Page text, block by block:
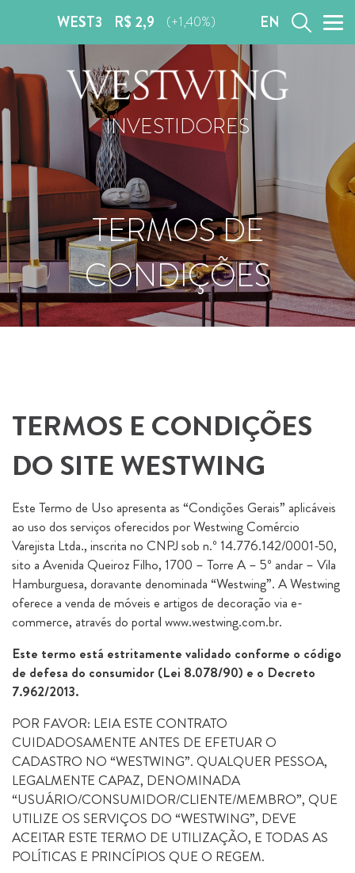
WEST3 R$ 2,9 (+1,40%) EN
INVESTIDORES
TERMOS DE
CONDIÇÕES
TERMOS E CONDIÇÕES
DO SITE WESTWING
Este Termo de Uso apresenta as “Condições Gerais” aplicáveis
ao uso dos serviços oferecidos por Westwing Comércio
Varejista Ltda., inscrita no CNPJ sob n.º 14.776.142/0001-50,
sito a Avenida Queiroz Filho, 1700 – Torre A – 5º andar – Vila
Hamburguesa, doravante denominada “Westwing”. A Westwing
oferece a venda de móveis e artigos de decoração via e-
commerce, através do portal www.westwing.com.br.
Este termo está estritamente validado conforme o código
de defesa do consumidor (Lei 8.078/90) e o Decreto
7.962/2013.
POR FAVOR: LEIA ESTE CONTRATO
CUIDADOSAMENTE ANTES DE EFETUAR O
CADASTRO NO “WESTWING”. QUALQUER PESSOA,
LEGALMENTE CAPAZ, DENOMINADA
“USUÁRIO/CONSUMIDOR/CLIENTE/MEMBRO”, QUE
UTILIZE OS SERVIÇOS DO “WESTWING”, DEVE
ACEITAR ESTE TERMO DE UTILIZAÇÃO, E TODAS AS
POLÍTICAS E PRINCÍPIOS QUE O REGEM.